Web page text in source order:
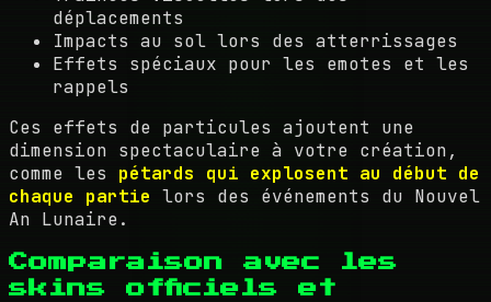
déplacements
Impacts au sol lors des atterrissages
Effets spéciaux pour les emotes et les
rappels
Ces effets de particules ajoutent une
dimension spectaculaire à votre création,
comme les pétards qui explosent au début de
chaque partie lors des événements du Nouvel
An Lunaire.
Comparaison avec les
skins officiels et